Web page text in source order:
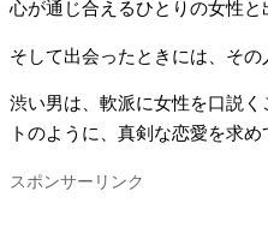
心が通じ合えるひとりの女性と
そして出会ったときには、その
渋い男は、軟派に女性を口説
トのように、真剣な恋愛を求め
スポンサーリンク